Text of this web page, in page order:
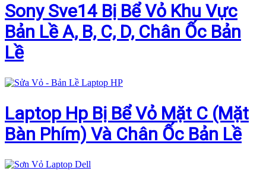
Sony Sve14 Bị Bể Vỏ Khu Vực
Bản Lề A, B, C, D, Chân Ốc Bản
Lề
Laptop Hp Bị Bể Vỏ Mặt C (Mặt
Bàn Phím) Và Chân Ốc Bản Lề